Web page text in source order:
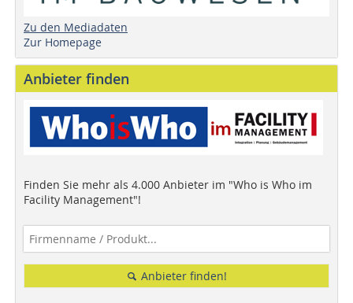
Zu den Mediadaten
Zur Homepage
Anbieter finden
Finden Sie mehr als 4.000 Anbieter im "Who is Who im
Facility Management"!
Anbieter finden!